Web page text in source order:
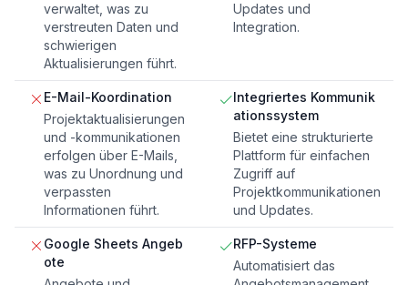
verwaltet, was zu
verstreuten Daten und
schwierigen
Aktualisierungen führt.
Updates und
Integration.
E-Mail-Koordination
Projektaktualisierungen
und -kommunikationen
erfolgen über E-Mails,
was zu Unordnung und
verpassten
Informationen führt.
Integriertes Kommunik
ationssystem
Bietet eine strukturierte
Plattform für einfachen
Zugriff auf
Projektkommunikationen
und Updates.
Google Sheets Angeb
ote
RFP-Systeme
Automatisiert das